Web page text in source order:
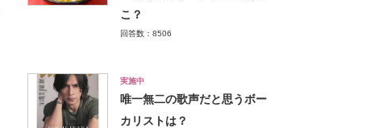
こ？
回答数：8506
実施中
唯一無二の歌声だと思うボー
カリストは？